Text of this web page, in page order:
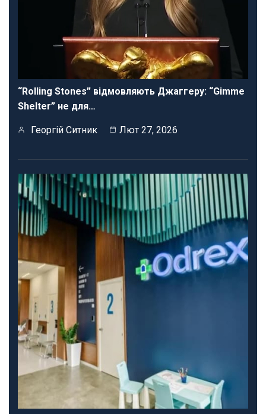
“Rolling Stones” відмовляють Джаггеру: “Gimme
Shelter” не для…
Георгій Ситник Лют 27, 2026